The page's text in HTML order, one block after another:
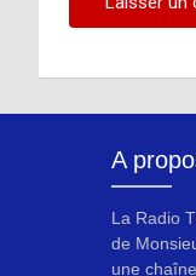
A
La Radio
de
une